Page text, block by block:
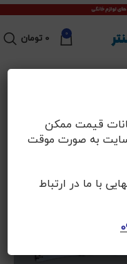
0
0 تومان
قیمت ممکن
به صورت موقت
با ما در ارتباط